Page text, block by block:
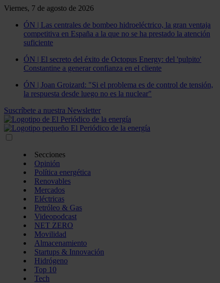
Viernes, 7 de agosto de 2026
ÓN | Las centrales de bombeo hidroeléctrico, la gran ventaja
competitiva en España a la que no se ha prestado la atención
suficiente
ÓN | El secreto del éxito de Octopus Energy: del 'pulpito'
Constantine a generar confianza en el cliente
ÓN | Joan Groizard: "Si el problema es de control de tensión,
la respuesta desde luego no es la nuclear"
Suscríbete a nuestra Newsletter
Secciones
Opinión
Política energética
Renovables
Mercados
Eléctricas
Petróleo & Gas
Videopodcast
NET ZERO
Movilidad
Almacenamiento
Startups & Innovación
Hidrógeno
Top 10
Tech